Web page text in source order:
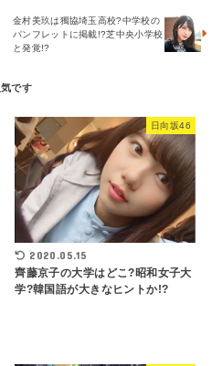
金村美玖は獨協埼玉高校?中学校の
パンフレットに掲載!?芝中央小学校
と発覚!?
日向坂46
2020.05.15
齊藤京子の大学はどこ?昭和女子大
学?韓国語が大きなヒントか!?